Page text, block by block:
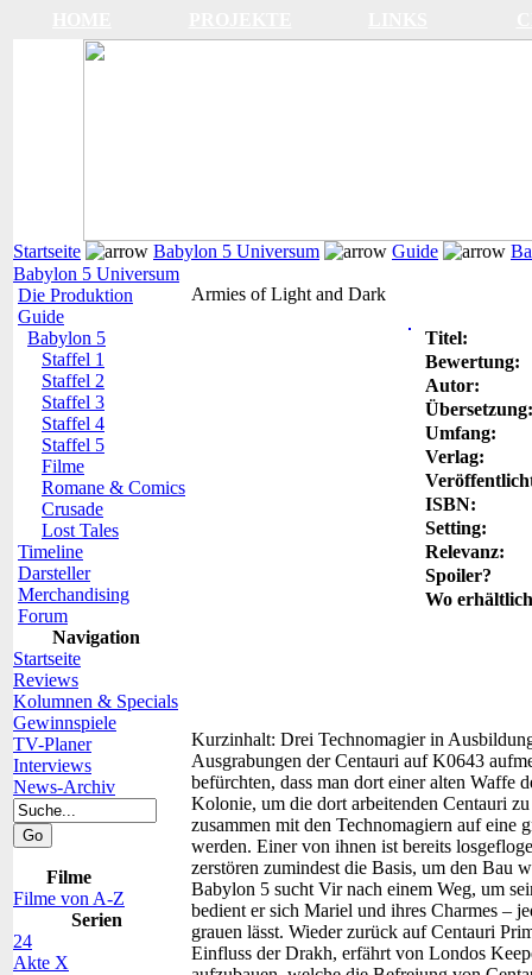
Startseite Babylon 5 Universum Guide
Babylon 5 Universum
Die Produktion
Guide
Babylon 5
Staffel 1
Staffel 2
Staffel 3
Staffel 4
Staffel 5
Filme
Romane & Comics
Crusade
Lost Tales
Timeline
Darsteller
Merchandising
Forum
Navigation
Startseite
Reviews
Kolumnen & Specials
Gewinnspiele
TV-Planer
Interviews
News-Archiv
Filme
Filme von A-Z
Serien
24
Akte X
Armies of Light and Dark
Titel:
Bewertung:
Autor:
Übersetzung:
Umfang:
Verlag:
ISBN:
Setting:
Relevanz:
Spoiler?
Wo
Kurzinhalt: Drei Technomagier in
Ausgrabungen der Centauri auf K0643
befürchten, dass man dort einer alten Waffe
Kolonie, um die dort arbeitenden Centauri
zusammen mit den Technomagiern auf eine
werden. Einer von ihnen ist bereits
zerstören zumindest die Basis, um den Bau
Babylon 5 sucht Vir nach einem Weg, um
bedient er sich Mariel und ihres Charmes –
grauen lässt. Wieder zurück auf Centauri
Einfluss der Drakh, erfährt von Londos